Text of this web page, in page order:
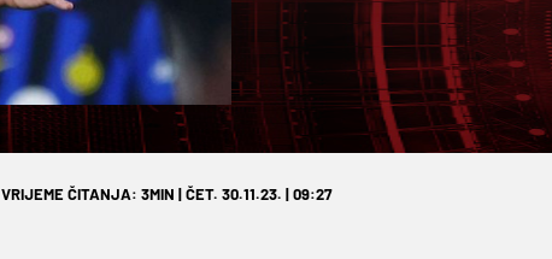
VRIJEME ČITANJA: 3MIN | ČET. 30.11.23. | 09:27